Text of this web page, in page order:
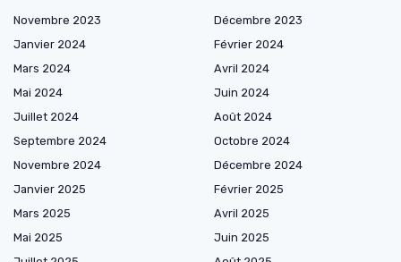
Novembre 2023
Décembre 2023
Janvier 2024
Février 2024
Mars 2024
Avril 2024
Mai 2024
Juin 2024
Juillet 2024
Août 2024
Septembre 2024
Octobre 2024
Novembre 2024
Décembre 2024
Janvier 2025
Février 2025
Mars 2025
Avril 2025
Mai 2025
Juin 2025